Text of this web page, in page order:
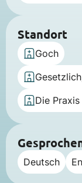
Standort
Goch
Die
Deutsch